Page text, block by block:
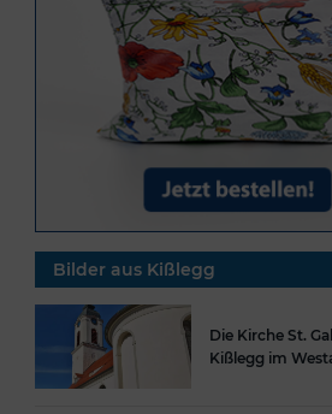
Bilder aus Kißlegg
Die Kirche St.
Kißlegg im